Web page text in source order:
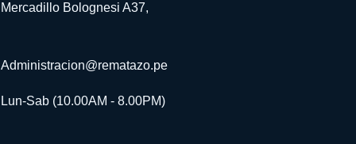
Mercadillo Bolognesi A37,
Administracion@rematazo.pe
Lun-Sab (10.00AM - 8.00PM)